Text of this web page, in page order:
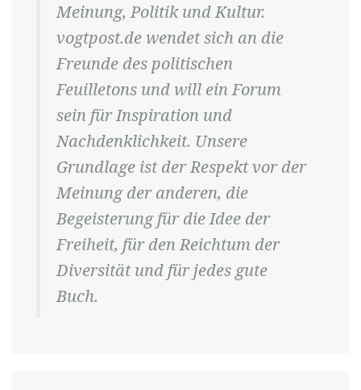
Meinung, Politik und Kultur.
vogtpost.de wendet sich an die
Freunde des politischen
Feuilletons und will ein Forum
sein für Inspiration und
Nachdenklichkeit. Unsere
Grundlage ist der Respekt vor der
Meinung der anderen, die
Begeisterung für die Idee der
Freiheit, für den Reichtum der
Diversität und für jedes gute
Buch.